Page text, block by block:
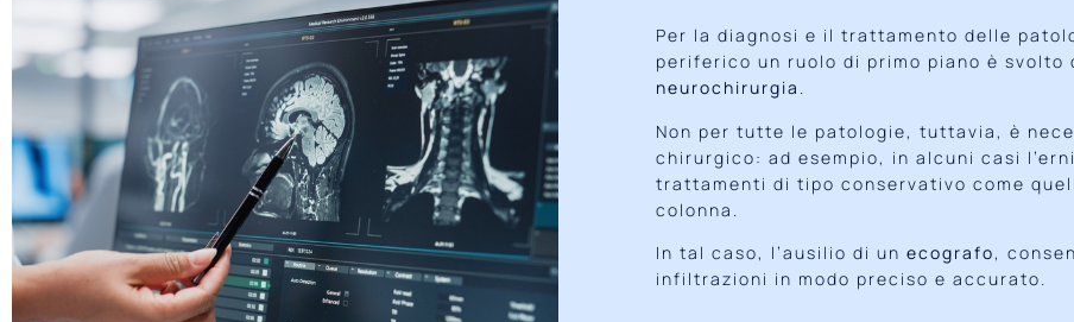
Per la diagnosi e il trattamento delle
periferico un ruolo di primo piano è svolto
neurochirurgia .
Non per tutte le patologie, tuttavia, è
chirurgico: ad esempio, in alcuni casi
trattamenti di tipo conservativo come
colonna.
In tal caso, l’ausilio di un ecografo,
infiltrazioni in modo preciso e accurato.